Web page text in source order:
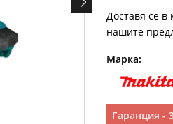
Доставя се в
нашите
Марка:
Гаранция -